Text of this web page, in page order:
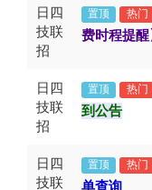
日四
技联
招
置顶 热门
费时程提醒
日四
技联
招
置顶 热门
到公告
日四
技联
置顶 热门
单查询